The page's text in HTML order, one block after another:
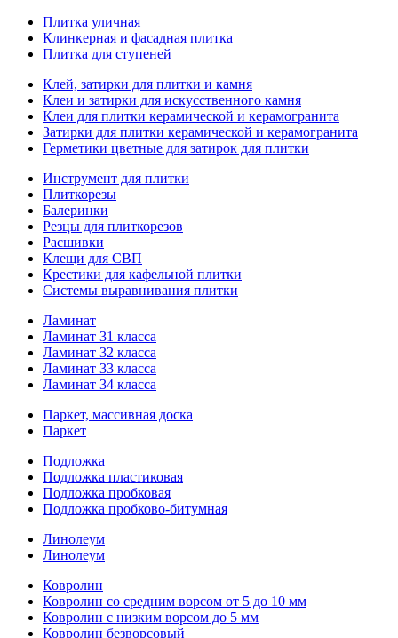
Плитка уличная
Клинкерная и фасадная плитка
Плитка для ступеней
Клей, затирки для плитки и камня
Клеи и затирки для искусственного камня
Клеи для плитки керамической и керамогранита
Затирки для плитки керамической и керамогранита
Герметики цветные для затирок для плитки
Инструмент для плитки
Плиткорезы
Балеринки
Резцы для плиткорезов
Расшивки
Клещи для СВП
Крестики для кафельной плитки
Системы выравнивания плитки
Ламинат
Ламинат 31 класса
Ламинат 32 класса
Ламинат 33 класса
Ламинат 34 класса
Паркет, массивная доска
Паркет
Подложка
Подложка пластиковая
Подложка пробковая
Подложка пробково-битумная
Линолеум
Линолеум
Ковролин
Ковролин со средним ворсом от 5 до 10 мм
Ковролин с низким ворсом до 5 мм
Ковролин безворсовый